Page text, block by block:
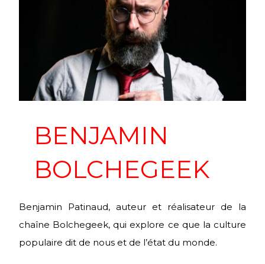
BENJAMIN
BOLCHEGEEK
Benjamin Patinaud, auteur et réalisateur de la
chaîne Bolchegeek, qui explore ce que la culture
populaire dit de nous et de l’état du monde.